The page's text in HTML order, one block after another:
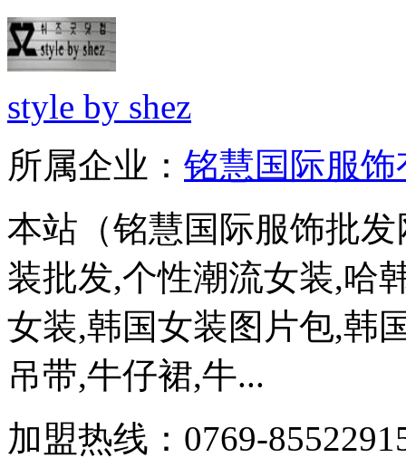
style by shez
所属企业： 铭慧国际服
本站（铭慧国际服饰批
装批发,个性潮流女装,哈
女装,韩国女装图片包,韩
吊带,牛仔裙,牛...
加盟热线：0769-